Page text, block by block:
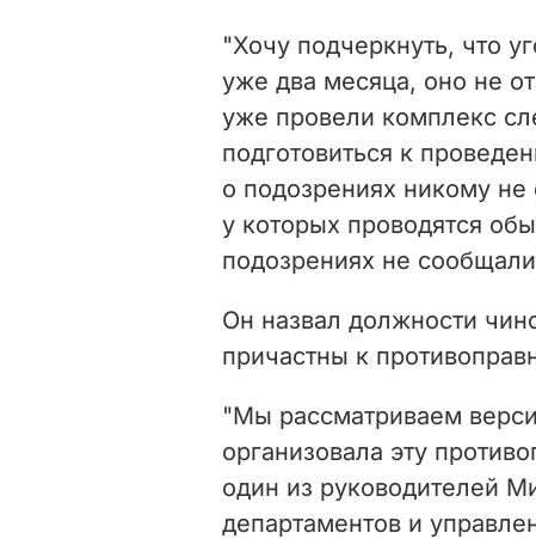
"Хочу подчеркнуть, что
уже два месяца, оно не
уже провели комплекс
подготовиться к
о подозрениях никому
у которых проводятся
подозрениях не
Он назвал должности
причастны к
"Мы рассматриваем
организовала эту
один из руководителей
департаментов и